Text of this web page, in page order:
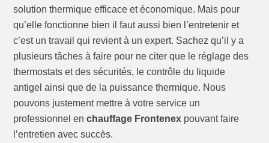
solution thermique efficace et économique. Mais pour
qu’elle fonctionne bien il faut aussi bien l’entretenir et
c’est un travail qui revient à un expert. Sachez qu’il y a
plusieurs tâches à faire pour ne citer que le réglage des
thermostats et des sécurités, le contrôle du liquide
antigel ainsi que de la puissance thermique. Nous
pouvons justement mettre à votre service un
professionnel enchauffage Frontenex pouvant faire
l’entretien avec succès.